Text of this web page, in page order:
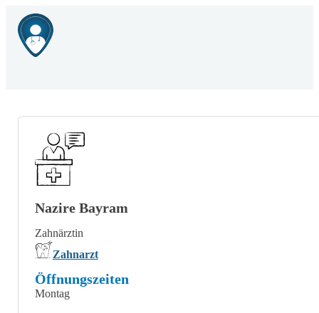
Nazire Bayram
Zahnärztin
Zahnarzt
Öffnungszeiten
Montag